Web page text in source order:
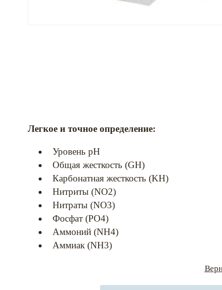
Легкое и точное определение:
Уровень pH
Общая жесткость (GH)
Карбонатная жесткость (KH)
Нитриты (NО2)
Нитраты (NО3)
Фосфат (PО4)
Аммоний (NH4)
Аммиак (NH3)